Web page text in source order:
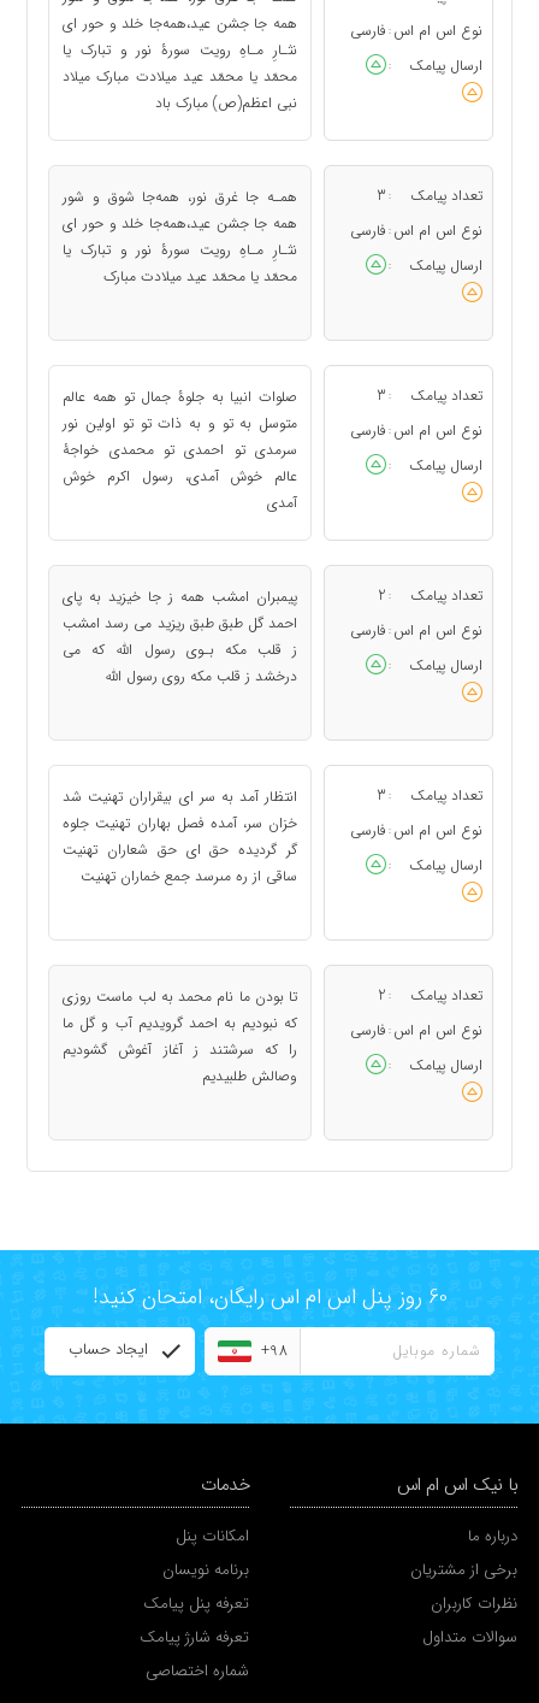
نوع اس ام اس : فارسی
ارسال پیامک
:
همه جا جشن عید،همه‌جا خلد و حور ای
نثـارِ مـاهِ رویت سورۀ نور و تبارک یا
محمّد یا محمّد عید میلادت مبارک میلاد
نبی اعظم(ص) مبارک باد
تعداد پیامک :
3
نوع اس ام اس : فارسی
ارسال پیامک
:
همـه جا غرق نور، همه‌جا شوق و شور
همه جا جشن عید،همه‌جا خلد و حور ای
نثـارِ مـاهِ رویت سورۀ نور و تبارک یا
محمّد یا محمّد عید میلادت مبارک
تعداد پیامک :
3
نوع اس ام اس : فارسی
ارسال پیامک
:
صلوات انبیا به جلوۀ جمال تو همه عالم
متوسل به تو و به ذات تو تو اولین نور
سرمدی تو احمدی تو محمدی خواجۀ
عالم خوش آمدی، رسول اکرم خوش
آمدی
تعداد پیامک :
2
نوع اس ام اس : فارسی
ارسال پیامک
:
پیمبران امشب همه ز جا خیزید به پای
احمد گل طبق طبق ریزید می رسد امشب
ز قلب مکه بـوی رسول الله که می
درخشد ز قلب مکه روی رسول الله
تعداد پیامک :
3
نوع اس ام اس : فارسی
ارسال پیامک
:
انتظار آمد به سر اى بیقراران تهنیت شد
خزان سر، آمده فصل بهاران تهنیت جلوه
گر گردیده حق اى حق شعاران تهنیت
ساقى از ره مى‏رسد جمع خماران تهنیت
تعداد پیامک :
2
نوع اس ام اس : فارسی
ارسال پیامک
:
تا بودن ما نام محمد به لب ماست روزی
که نبودیم به احمد گرویدیم آب و گل ما
را که سرشتند ز آغاز آغوش گشودیم
وصالش طلبیدیم
60 روز پنل اس ام اس رایگان، امتحان کنید!
+98 ایجاد حساب
با نیک اس ام اس
درباره ما
برخی از مشتریان
نظرات کاربران
سوالات متداول
خدمات
امکانات پنل
برنامه نویسان
تعرفه پنل پیامک
تعرفه شارژ پیامک
شماره اختصاصی